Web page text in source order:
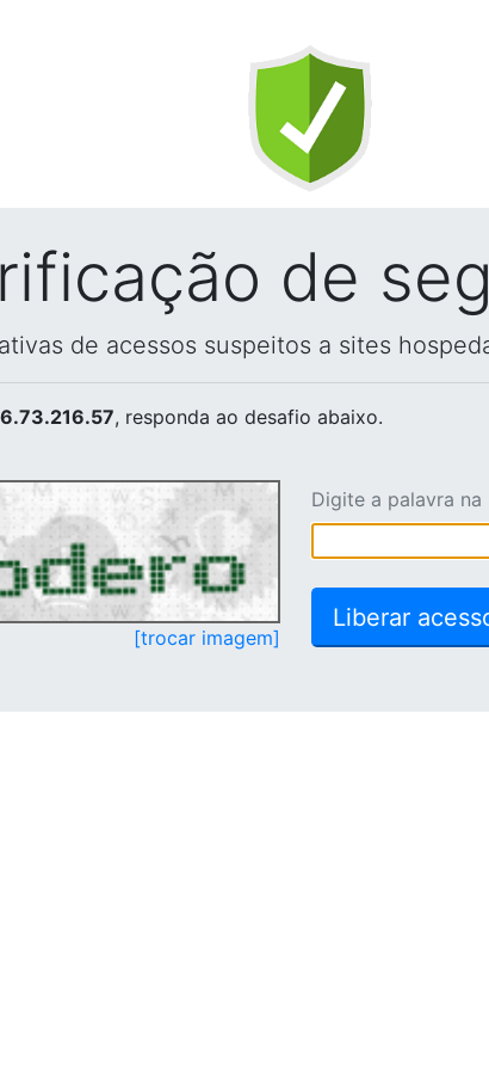
de
de acessos suspeitos a sites
, responda ao desafio abaixo.
[trocar imagem]
Digite a palavra